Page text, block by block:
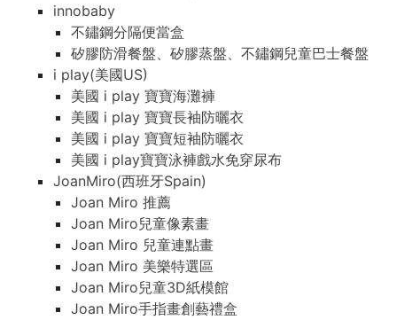
innobaby
不鏽鋼分隔便當盒
矽膠防滑餐盤、矽膠蒸盤、不鏽鋼兒童巴士餐盤
i play(美國US)
美國 i play 寶寶海灘褲
美國 i play 寶寶長袖防曬衣
美國 i play 寶寶短袖防曬衣
美國 i play寶寶泳褲戲水免穿尿布
JoanMiro(西班牙Spain)
Joan Miro 推薦
Joan Miro兒童像素畫
Joan Miro 兒童連點畫
Joan Miro 美樂特選區
Joan Miro兒童3D紙模館
Joan Miro手指畫創藝禮盒